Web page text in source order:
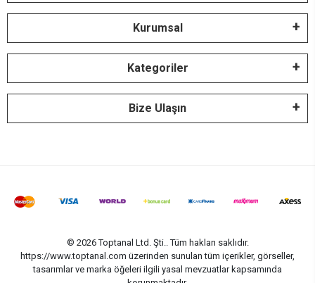
Kurumsal
Kategoriler
Bize Ulaşın
© 2026 Toptanal Ltd. Şti.. Tüm hakları saklıdır.
https://www.toptanal.com üzerinden sunulan tüm içerikler, görseller,
tasarımlar ve marka öğeleri ilgili yasal mevzuatlar kapsamında